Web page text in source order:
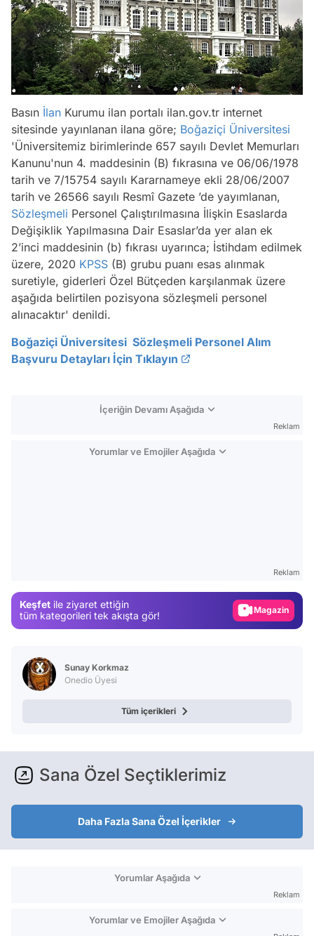
Basın İlan Kurumu ilan portalı ilan.gov.tr internet
sitesinde yayınlanan ilana göre; Boğaziçi Üniversitesi
'Üniversitemiz birimlerinde 657 sayılı Devlet Memurları
Kanunu'nun 4. maddesinin (B) fıkrasına ve 06/06/1978
tarih ve 7/15754 sayılı Kararnameye ekli 28/06/2007
tarih ve 26566 sayılı Resmî Gazete ’de yayımlanan,
Sözleşmeli Personel Çalıştırılmasına İlişkin Esaslarda
Değişiklik Yapılmasına Dair Esaslar’da yer alan ek
2’inci maddesinin (b) fıkrası uyarınca; İstihdam edilmek
üzere, 2020 KPSS (B) grubu puanı esas alınmak
suretiyle, giderleri Özel Bütçeden karşılanmak üzere
aşağıda belirtilen pozisyona sözleşmeli personel
alınacaktır' denildi.
Boğaziçi Üniversitesi Sözleşmeli Personel Alım
Başvuru Detayları İçin Tıklayın
İçeriğin Devamı Aşağıda
Reklam
Yorumlar ve Emojiler Aşağıda
Reklam
Keşfet ile ziyaret ettiğin
tüm kategorileri tek akışta gör!
Magazin
Sunay Korkmaz
Onedio Üyesi
Tüm içerikleri
Sana Özel Seçtiklerimiz
Daha Fazla Sana Özel İçerikler
Yorumlar Aşağıda
Reklam
Yorumlar ve Emojiler Aşağıda